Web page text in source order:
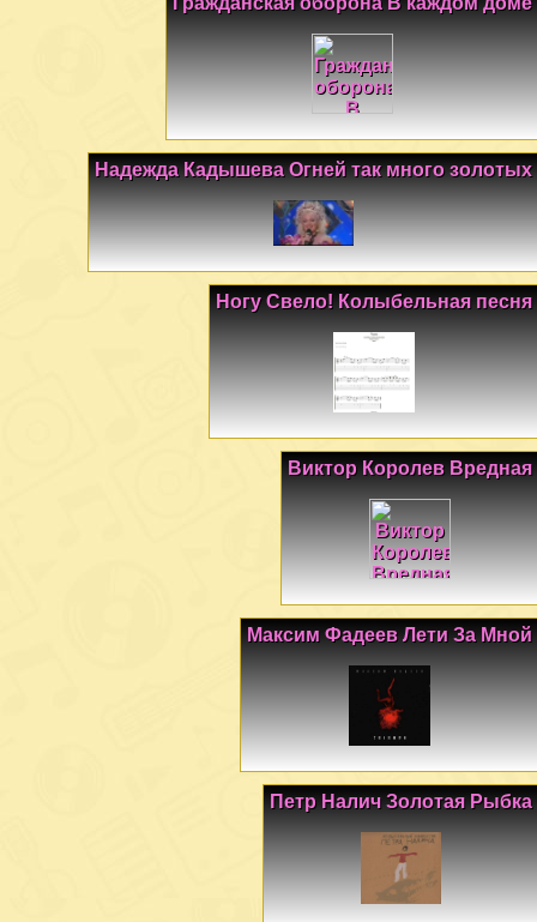
Надежда Кадышева Огней так много золотых
Ногу Свело! Колыбельная песня
Виктор Королев Вредная
Максим Фадеев Лети За Мной
Петр Налич Золотая Рыбка